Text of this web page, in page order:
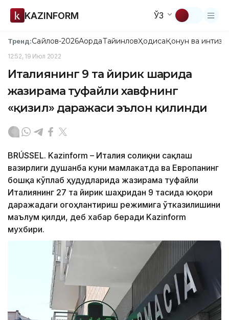
KAZINFORM ЎЗ
Тренд:Сайлов-2026АқордаТайинловҲодисаҚонун ва
12:52, 19 Июл 2022
Италиянинг 9 та йирик шаҳрида
жазирама туфайли хавфнинг
«қизил» даражаси эълон қилинди
BRÚSSEL. Kazinform – Италия соғлиқни сақлаш
вазирлиги душанба куни мамлакатда ва Европанинг
бошқа кўплаб ҳудудларида жазирама туфайли
Италиянинг 27 та йирик шаҳридан 9 тасида юқори
даражадаги огоҳлантириш режимига ўтказилишини
маълум қилди, деб хабар беради Kazinform
мухбири.